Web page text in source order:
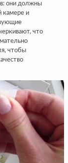
они должны
камере и
что
чтобы